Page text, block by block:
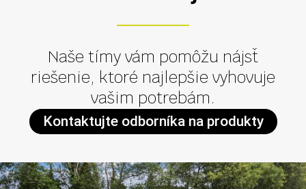
Naše tímy vám pomôžu nájsť
riešenie, ktoré najlepšie vyhovuje
vašim potrebám.
Kontaktujte odborníka na produkty